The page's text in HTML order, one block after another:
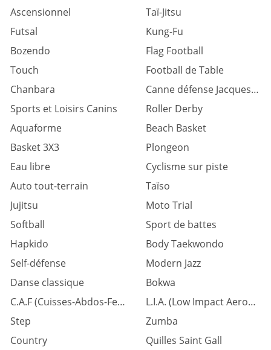
Ascensionnel
Taï-Jitsu
Futsal
Kung-Fu
Bozendo
Flag Football
Touch
Football de Table
Chanbara
Canne défense Jacques levinet
Sports et Loisirs Canins
Roller Derby
Aquaforme
Beach Basket
Basket 3X3
Plongeon
Eau libre
Cyclisme sur piste
Auto tout-terrain
Taïso
Jujitsu
Moto Trial
Softball
Sport de battes
Hapkido
Body Taekwondo
Self-défense
Modern Jazz
Danse classique
Bokwa
C.A.F (Cuisses-Abdos-Fessiers)
L.I.A. (Low Impact Aerobic)
Step
Zumba
Country
Quilles Saint Gall